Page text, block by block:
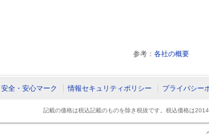
参考： 各社の概要
安全・安心マーク 情報セキュリティポリシー プライバシー
記載の価格は税込記載のものを除き税抜です。税込価格は